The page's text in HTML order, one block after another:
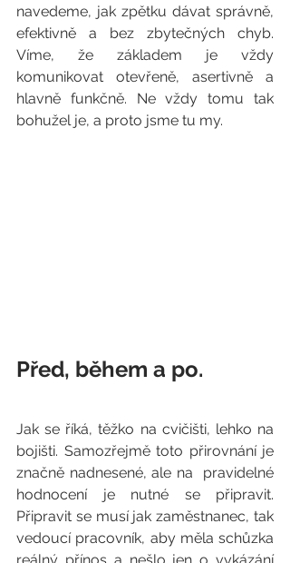
navedeme, jak zpětku dávat správně,
efektivně a bez zbytečných chyb.
Víme, že základem je vždy
komunikovat otevřeně, asertivně a
hlavně funkčně. Ne vždy tomu tak
bohužel je, a proto jsme tu my.
Před, během a po.
Jak se říká, těžko na cvičišti, lehko na
bojišti. Samozřejmě toto přirovnání je
značně nadnesené, ale na  pravidelné
hodnocení je nutné se připravit.
Připravit se musí jak zaměstnanec, tak
vedoucí pracovník, aby měla schůzka
reálný přínos a nešlo jen o vykázání